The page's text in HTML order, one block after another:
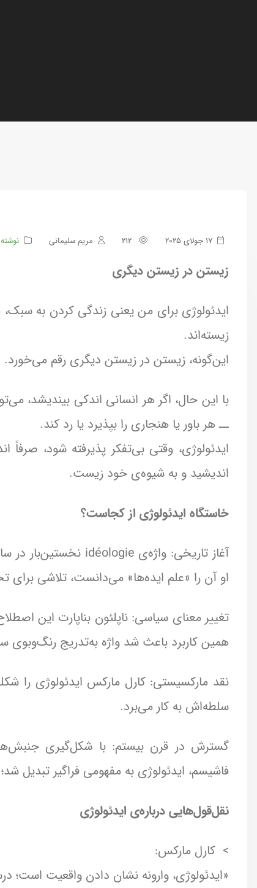
17 جولای 2025 مریم سلیمانی
زیستن در زیستن دیگری
ایدئولوژی برای من یعنی زندگی‌ کردن به
زیسته‌اند.
این‌گونه، زیستن در زیستن دیگری رقم می‌خورد.
با این حال، اگر هر انسانی اندکی بیندیشد،
ــ هر باور یا هنجاری را بپذیرد یا رد کند.
ایدئولوژی، وقتی بی‌تفکر پذیرفته شود،
اندیشید و به شیوه‌ی خود زیست.
خاستگاه ایدئولوژی از کجاست؟
او آن را «علم ایده‌ها» می‌دانست، تلاشی برای
تغییر معنای سیاسی: ناپلئون بناپارت این
همین کاربرد باعث شد واژه‌ به‌تدریج رنگ‌وبوی
نقد مارکسیستی: کارل مارکس ایدئولوژی را
سلطه‌اش به کار می‌برد.
گسترش در قرن بیستم: با شکل‌گیری جنبش‌های
فاشیسم، ایدئولوژی به مفهومی فراگیر تبدیل
نقل‌قول‌هایی درباره‌ی ایدئولوژی
> ️ کارل مارکس:
«ایدئولوژی، وارونه نشان دادن واقعیت است؛